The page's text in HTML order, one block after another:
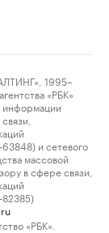
1995–
«РБК»
информации
и сетевого
массовой
в сфере связи,
«РБК».